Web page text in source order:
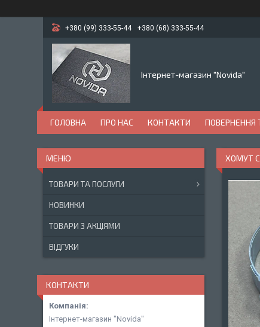
+380 (99) 333-55-44 +380 (68) 333-55-44
Інтернет-магазин "Novida"
ГОЛОВНА ПРО НАС КОНТАКТИ ПОВЕРНЕННЯ
ХОМУТ
ТОВАРИ ТА ПОСЛУГИ
НОВИНКИ
ТОВАРИ З АКЦІЯМИ
ВІДГУКИ
КОНТАКТИ
Інтернет-магазин "Novida"